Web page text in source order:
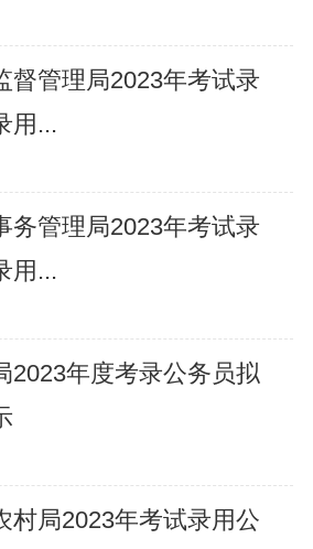
督管理局2023年考试录
用...
务管理局2023年考试录
用...
2023年度考录公务员拟
村局2023年考试录用公